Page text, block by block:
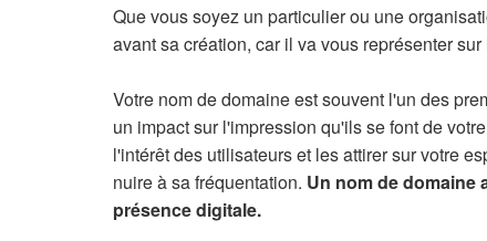
Que vous soyez un particulier ou une
avant sa création, car il va vous représenter sur
Votre nom de domaine est souvent l'un des
un impact sur l'impression qu'ils se font de
l'intérêt des utilisateurs et les attirer sur votre
nuire à sa fréquentation. Un nom de domaine
présence digitale.